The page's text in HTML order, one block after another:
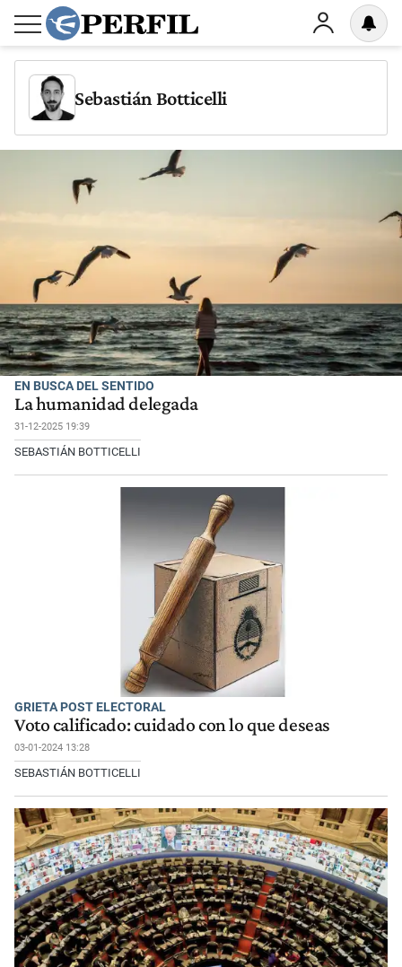
Sebastián Botticelli
EN BUSCA DEL SENTIDO
La humanidad delegada
31-12-2025 19:39
SEBASTIÁN BOTTICELLI
GRIETA POST ELECTORAL
Voto calificado: cuidado con lo que deseas
03-01-2024 13:28
SEBASTIÁN BOTTICELLI